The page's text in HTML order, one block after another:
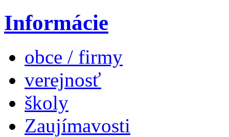
Informácie
obce / firmy
verejnosť
školy
Zaujímavosti